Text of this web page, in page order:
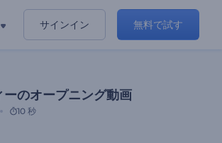
サインイン 無料で試す
ーのオープニング動画
10 秒